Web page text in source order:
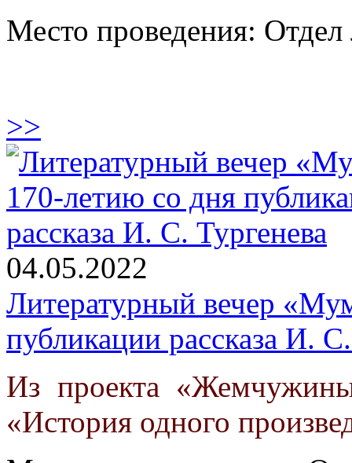
Место проведения: Отдел
>>
04.05.2022
Литературный вечер
публикации рассказа И.
Из проекта
«История одного